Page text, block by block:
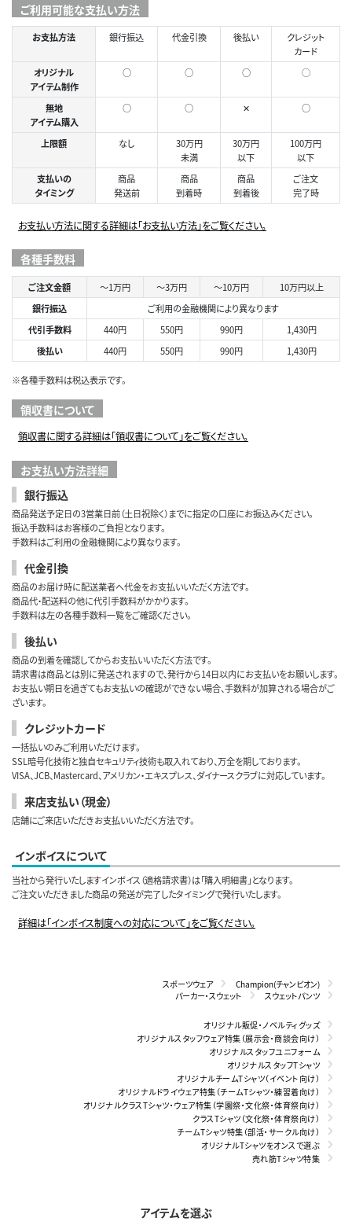
ご利用可能な支払い方法
お支払方法 銀行振込 代金引換 後払い
クレジット
カード
オリジナル
アイテム制作
○ ○ ○ ◯
無地
アイテム購入
○ ○ ✕ ○
上限額 なし
30万円
未満
30万円
以下
100万円
以下
支払いの
タイミング
商品
発送前
商品
到着時
商品
到着後
ご注文
完了時
お支払い方法に関する詳細は「お支払い方法」をご覧ください。
各種手数料
ご注文金額 ～1万円 ～3万円 ～10万円
10万円以上
銀行振込
ご利用の金融機関により異なります
代引手数料
440円 550円 990円
1,430円
後払い
440円 550円 990円 1,430円
※各種手数料は税込表示です。
領収書について
領収書に関する詳細は「領収書について」をご覧ください。
お支払い方法詳細
銀行振込
商品発送予定日の3営業日前（土日祝除く）までに指定の口座にお振込みください。
振込手数料はお客様のご負担となります。
手数料はご利用の金融機関により異なります。
代金引換
商品のお届け時に配送業者へ代金をお支払いいただく方法です。
商品代・配送料の他に代引手数料がかかります。
手数料は左の各種手数料一覧をご確認ください。
後払い
商品の到着を確認してからお支払いいただく方法です。
請求書は商品とは別に発送されますので、発行から14日以内にお支払いをお願いします。
お支払い期日を過ぎてもお支払いの確認ができない場合、手数料が加算される場合がご
ざいます。
クレジットカード
一括払いのみご利用いただけます。
SSL暗号化技術と独自セキュリティ技術も取入れており、万全を期しております。
VISA、JCB、Mastercard、アメリカン・エキスプレス、ダイナースクラブに対応しています。
来店支払い（現金）
店舗にご来店いただきお支払いいただく方法です。
インボイスについて
当社から発行いたしますインボイス（適格請求書）は「購入明細書」となります。
ご注文いただきました商品の発送が完了したタイミングで発行いたします。
詳細は「インボイス制度への対応について」をご覧ください。
スポーツウェア
Champion(チャンピオン)
パーカー・スウェット
スウェットパンツ
オリジナル販促・ノベルティグッズ
オリジナルスタッフウェア特集（展示会・商談会向け）
オリジナルスタッフユニフォーム
オリジナルスタッフTシャツ
オリジナルチームTシャツ（イベント向け）
オリジナルドライウェア特集（チームTシャツ・練習着向け）
オリジナルクラスTシャツ・ウェア特集（学園祭・文化祭・体育祭向け）
クラスTシャツ（文化祭・体育祭向け）
チームTシャツ特集（部活・サークル向け）
オリジナルTシャツをオンスで選ぶ
売れ筋Tシャツ特集
アイテムを選ぶ